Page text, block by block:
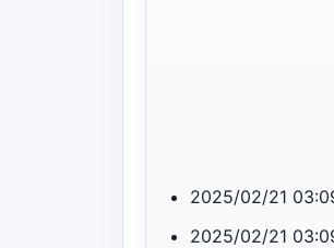
2025/02/21
2025/02/21